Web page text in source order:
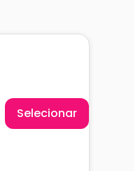
Selecionar